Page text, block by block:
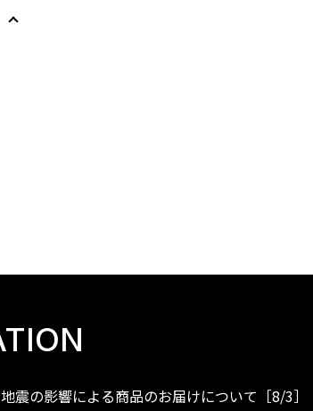
震の影響による商品のお届けについて［8/3］